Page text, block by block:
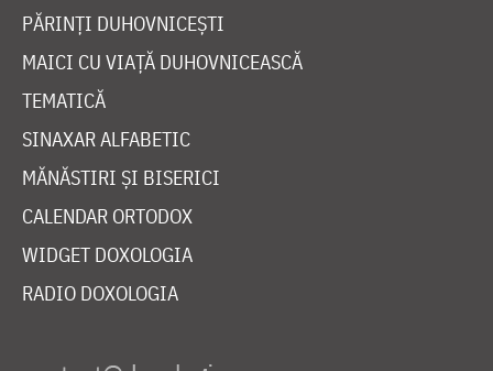
PĂRINȚI DUHOVNICEȘTI
MAICI CU VIAȚĂ DUHOVNICEASCĂ
TEMATICĂ
SINAXAR ALFABETIC
MĂNĂSTIRI ȘI BISERICI
CALENDAR ORTODOX
WIDGET DOXOLOGIA
RADIO DOXOLOGIA